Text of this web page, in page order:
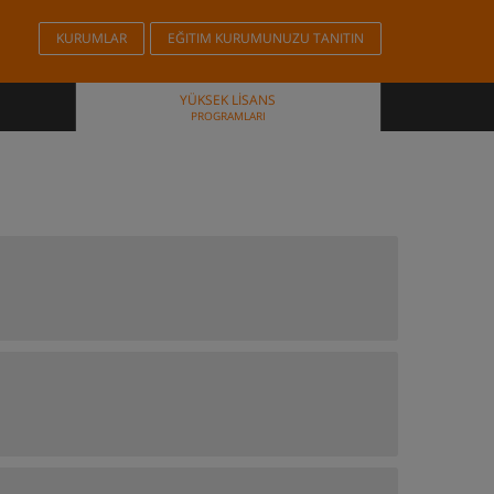
KURUMLAR EĞITIM KURUMUNUZU TANITIN
YÜKSEK LISANS
PROGRAMLARI